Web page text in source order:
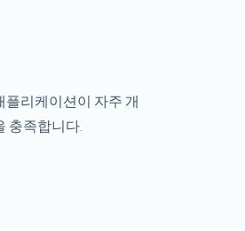
리케이션이 자주 개
충족합니다.